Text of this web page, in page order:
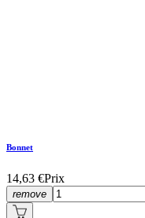
Bonnet
14,63 €Prix
remove